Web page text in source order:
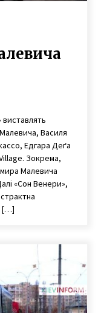
Василя
Едгара Деґа
Зокрема,
Малевича
«Сон Венери»,
[…]